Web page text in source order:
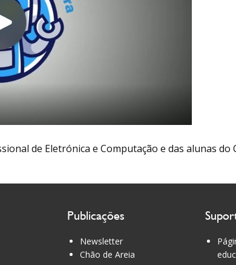
de Eletrónica e Computação e das alunas do
Publicações
Newsletter
Chão de Areia